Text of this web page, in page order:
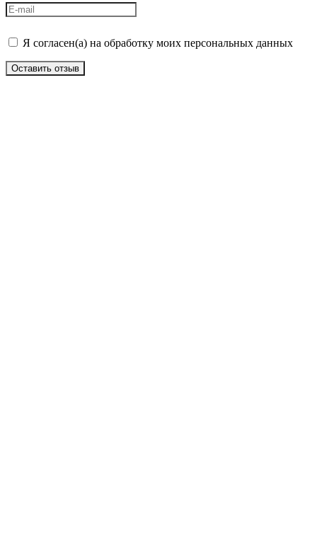
Я согласен(а) на обработку моих персональных данных
Оставить отзыв